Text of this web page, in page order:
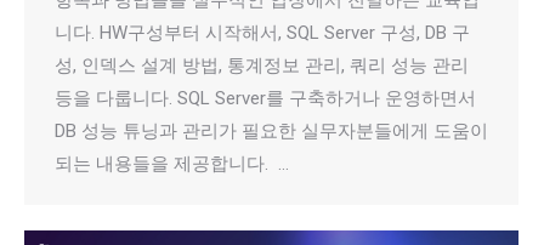
니다. HW구성부터 시작해서, SQL Server 구성, DB 구
성, 인덱스 설계 방법, 통계정보 관리, 쿼리 성능 관리
등을 다룹니다. SQL Server를 구축하거나 운영하면서
DB 성능 튜닝과 관리가 필요한 실무자분들에게 도움이
되는 내용들을 제공합니다. …